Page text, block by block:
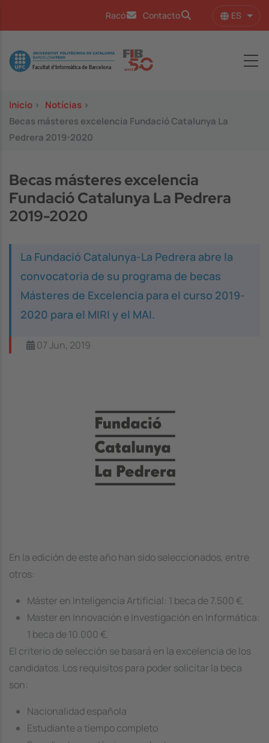
Racó Contacto ES
Image
Inicio > Notícias >
Becas másteres excelencia Fundació Catalunya La
Pedrera 2019-2020
Becas másteres excelencia
Fundació Catalunya La Pedrera
2019-2020
La Fundació Catalunya-La Pedrera abre la
convocatoria de su programa de becas
Másteres de Excelencia para el curso 2019-
2020 para el MIRI y el MAI.
07 Jun, 2019
En la edición de este año han sido seleccionados, entre
otros:
Máster en Inteligencia Artificial: 1 beca de 7.500 €.
Master en Innovación e Investigación en Informática:
1 beca de 10.000 €.
El criterio de selección se basará en la excelencia de los
candidatos. Los requisitos para poder solicitar la beca
son:
Nacionalidad española
Estudiante a tiempo completo